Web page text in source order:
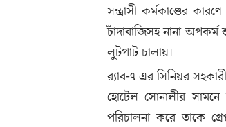
সন্ত্রাসী কর্মকাণ্ডের
চাঁদাবাজিসহ নানা
লুটপাট চালায়।
র‌্যাব-৭ এর সিনিয়র
হোটেল সোনালীর
পরিচালনা করে তাকে